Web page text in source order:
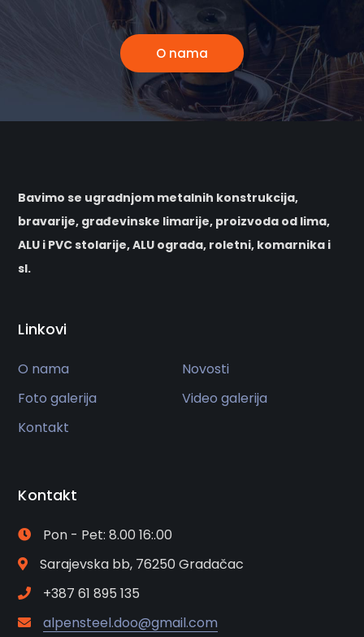
O nama
Bavimo se ugradnjom metalnih konstrukcija,
bravarije, građevinske limarije, proizvoda od lima,
ALU i PVC stolarije, ALU ograda, roletni, komarnika i
sl.
Linkovi
O nama
Novosti
Foto galerija
Video galerija
Kontakt
Kontakt
Pon - Pet: 8.00 16:.00
Sarajevska bb, 76250 Gradačac
+387 61 895 135
alpensteel.doo@gmail.com